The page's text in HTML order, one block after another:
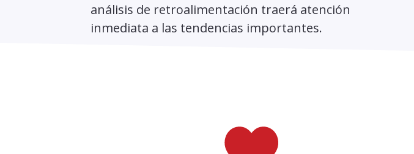
análisis de retroalimentación traerá atención
inmediata a las tendencias importantes.